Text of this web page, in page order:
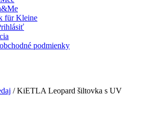
für Kleine
podmienky
/ KiETLA Leopard šiltovka s UV